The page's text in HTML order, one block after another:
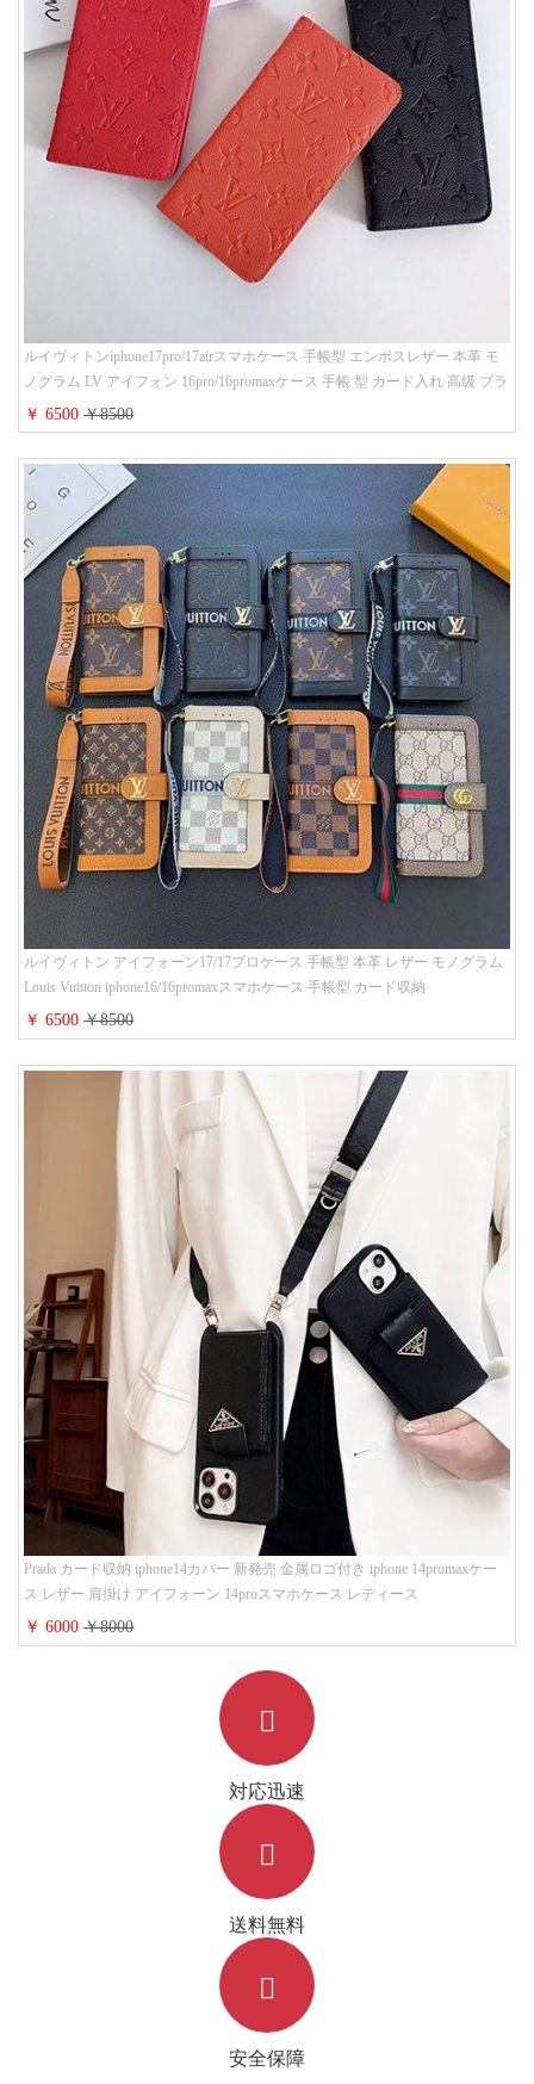
ルイヴィトンiphone17pro/17airスマホケース 手帳型 エンボスレザー 本革 モ
ノグラム LV アイフォン 16pro/16promaxケース 手帳 型 カード入れ 高级 ブラ
ンド iPhone 15/14/13 proケース 手帳型 男女通用 大人かわいい
￥ 6500￥8500
ルイヴィトン アイフォーン17/17プロケース 手帳型 本革 レザー モノグラム
Louis Vuitton iphone16/16promaxスマホケース 手帳型 カード収納
iphone15/14/13ケース ビジネス風 GUCCI galaxy s26/s25/s24ケース 手帳型 大
人 可愛い
￥ 6500￥8500
Prada カード収納 iphone14カバー 新発売 金属ロゴ付き iphone 14promaxケー
ス レザー 肩掛け アイフォーン 14proスマホケース レディース
￥ 6000￥8000
対応迅速
送料無料
安全保障